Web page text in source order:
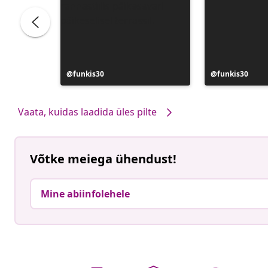
Postitus
avaldatud
funkis30
Postitus
avaldatud
funkis30
Vaata, kuidas laadida üles pilte
Võtke meiega ühendust!
Mine abiinfolehele